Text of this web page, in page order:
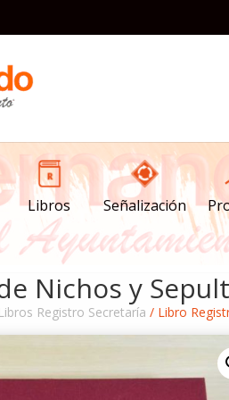
Libros Señalización
Nichos y
Libros Registro Secretaría / Libro